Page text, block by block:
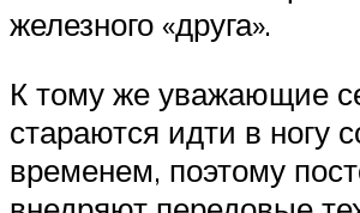
железного «друга».
К тому же уважающие
стараются идти в ногу
временем, поэтому